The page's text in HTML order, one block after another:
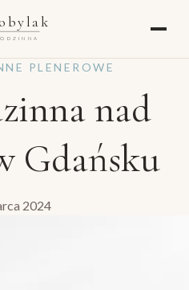
PLENEROWE
nad
Gdańsku
2024